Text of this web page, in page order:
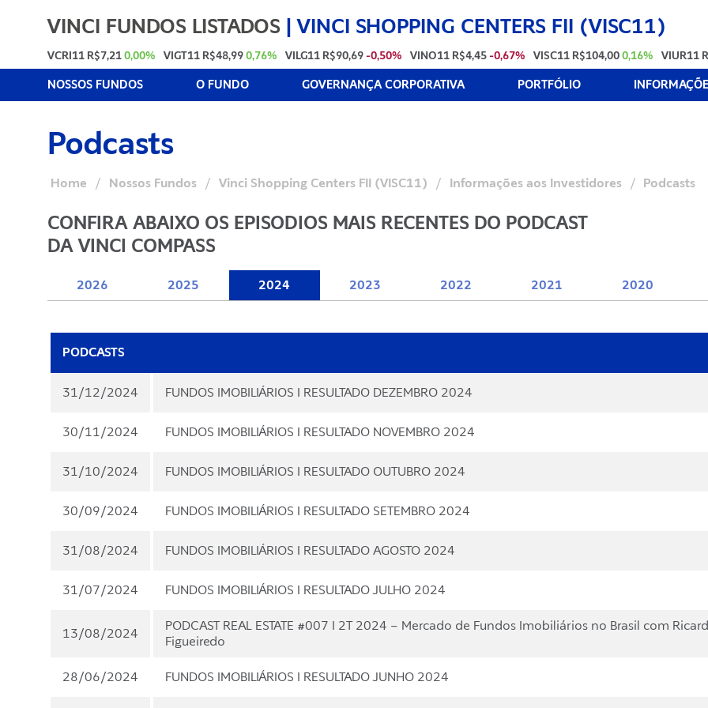
VINCI FUNDOS LISTADOS |VINCI SHOPPING CENTERS FII (VISC11)
VCRI11 R$7,21 0,00% VIGT11 R$48,99 0,76% VILG11 R$90,69 -0,50% VINO11 R$4,45 -0,67% VISC11 R$104,00 0,16% VIUR11
NOSSOS FUNDOS O FUNDO GOVERNANÇA CORPORATIVA PORTFÓLIO
Podcasts
Home / Nossos Fundos / Vinci Shopping Centers FII (VISC11) / Informações aos Investidores / Podcasts
CONFIRA ABAIXO OS EPISODIOS MAIS RECENTES DO PODCAST
DA VINCI COMPASS
2026 2025 2024 2023 2022 2021 2020
PODCASTS
31/12/2024 FUNDOS IMOBILIÁRIOS I RESULTADO DEZEMBRO 2024
30/11/2024 FUNDOS IMOBILIÁRIOS I RESULTADO NOVEMBRO 2024
31/10/2024 FUNDOS IMOBILIÁRIOS I RESULTADO OUTUBRO 2024
30/09/2024 FUNDOS IMOBILIÁRIOS I RESULTADO SETEMBRO 2024
31/08/2024 FUNDOS IMOBILIÁRIOS I RESULTADO AGOSTO 2024
31/07/2024 FUNDOS IMOBILIÁRIOS I RESULTADO JULHO 2024
13/08/2024
PODCAST REAL ESTATE #007 I 2T 2024 – Mercado de Fundos Imobiliários no Brasil com
Figueiredo
28/06/2024 FUNDOS IMOBILIÁRIOS I RESULTADO JUNHO 2024